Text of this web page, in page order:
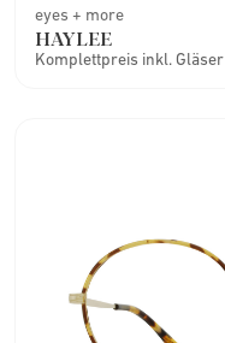
eyes + more
HAYLEE
Komplettpreis inkl. Gläser